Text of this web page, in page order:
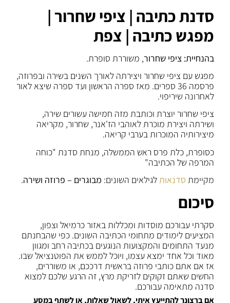
סדנת כתיבה | ציפי שחרור |
מפגש כתיבה | צפת
בהנחיית: ציפי שחרור, משוררת סופרת.
מפגש עם ציפי שחרור ויצירתה לאורך השנים בשירה ובפרוזה,
פרסמה 36 ספרים. מאז ספרה הראשון ועד ספרה שיצא לאור
לאחרונה שיריפוי.
ציפי שחרור יוצרת וכותבת מזה חמישה עשורים שירה,
ושירתה ויצירת מוכרת לאוהבי הז'אנר, שחרור, מקריאה
מיצירותיה המוכרות בערבי קריאה.
כסופרת, כלת פרס ראש הממשלה, מנחת סדנת "כוחה
המרפה של הכתיבה"
מקיימת סדנאותלגילאים השונים: מבוגרים – פרוזה ושירה.
סיכום
סקרתי עבורכם מוסדות ומכללות באזור כרמיאל וצפון,
המציעים לימודים מתחומי הכתיבה השונים. כפי שהבחנתם
מנעד התחומים והמקצועות הנוגעים בכתיבה רחב ומגוון
מאוד וכל אחד ימצא עצמו, ויוכל לממש את הפוטנציאל שבו.
אז אם אתם כותבי פרוזה בראשית דרככם, או משוררים,
החשים שאתם זקוקים לזריקת מרץ, זה הרגע שלכם למצוא
סדנה מתאימה עבורכם.
אם ברצונך להתייעץ איתי, לשאול שאלות, או לשתף במסע